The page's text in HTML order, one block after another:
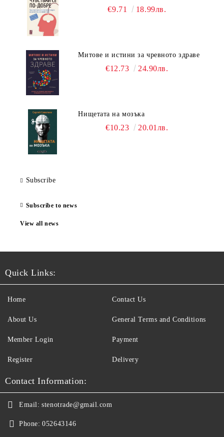
€9.71 18.99лв.
Митове и истини за чревното здраве
€12.73 24.90лв.
Нищетата на мозъка
€10.23 20.01лв.
Subscribe
Subscribe to news
View all news
Quick Links:
Home
About Us
Member Login
Register
Contact Us
General Terms and Conditions
Payment
Delivery
Contact Information:
Email: stenotrade@gmail.com
Phone: 052643146